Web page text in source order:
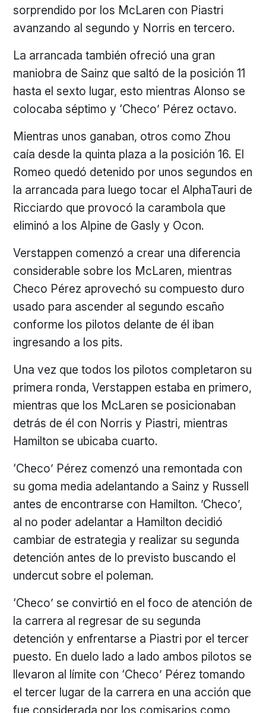
sorprendido por los McLaren con Piastri
avanzando al segundo y Norris en tercero.
La arrancada también ofreció una gran
maniobra de Sainz que saltó de la posición 11
hasta el sexto lugar, esto mientras Alonso se
colocaba séptimo y ‘Checo’ Pérez octavo.
Mientras unos ganaban, otros como Zhou
caía desde la quinta plaza a la posición 16. El
Romeo quedó detenido por unos segundos en
la arrancada para luego tocar el AlphaTauri de
Ricciardo que provocó la carambola que
eliminó a los Alpine de Gasly y Ocon.
Verstappen comenzó a crear una diferencia
considerable sobre los McLaren, mientras
Checo Pérez aprovechó su compuesto duro
usado para ascender al segundo escaño
conforme los pilotos delante de él iban
ingresando a los pits.
Una vez que todos los pilotos completaron su
primera ronda, Verstappen estaba en primero,
mientras que los McLaren se posicionaban
detrás de él con Norris y Piastri, mientras
Hamilton se ubicaba cuarto.
‘Checo’ Pérez comenzó una remontada con
su goma media adelantando a Sainz y Russell
antes de encontrarse con Hamilton. ’Checo’,
al no poder adelantar a Hamilton decidió
cambiar de estrategia y realizar su segunda
detención antes de lo previsto buscando el
undercut sobre el poleman.
‘Checo’ se convirtió en el foco de atención de
la carrera al regresar de su segunda
detención y enfrentarse a Piastri por el tercer
puesto. En duelo lado a lado ambos pilotos se
llevaron al límite con ‘Checo’ Pérez tomando
el tercer lugar de la carrera en una acción que
fue considerada por los comisarios como